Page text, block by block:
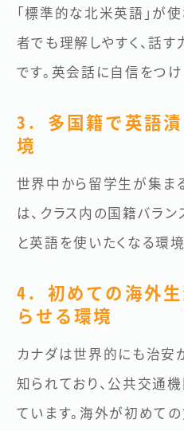
「標準的な北米英語」が
者でも理解しやすく、話
です。英会話に自信をつ
3. 多国籍で英語
境
世界中から留学生が集ま
は、クラス内の国籍バラン
と英語を使いたくなる環境
4. 初めての海外
らせる環境
カナダは世界的にも治安
知られており、公共交通
ています。海外が初めて